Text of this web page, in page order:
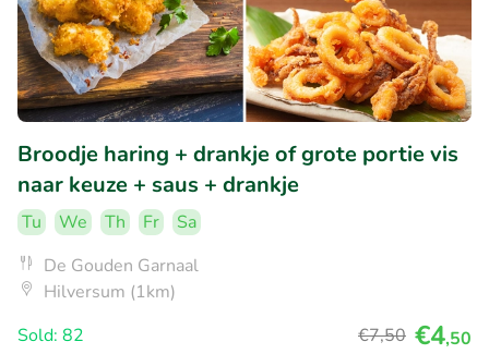
Broodje haring + drankje of grote portie vis
naar keuze + saus + drankje
Tu We Th Fr
Sa
De Gouden Garnaal
Hilversum (1km)
Sold: 82
€7,50 €4,50